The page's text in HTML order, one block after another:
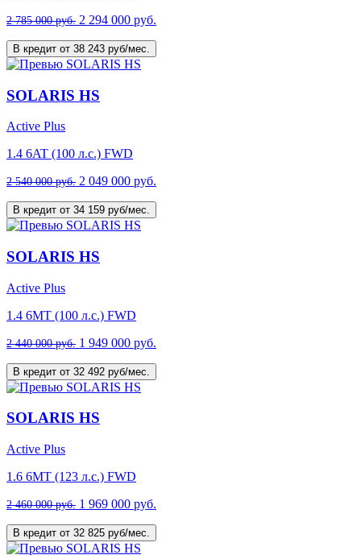
2 785 000 руб. 2 294 000 руб.
В кредит от 38 243 руб/мес.
SOLARIS HS
Active Plus
1.4 6AT (100 л.с.) FWD
2 540 000 руб. 2 049 000 руб.
В кредит от 34 159 руб/мес.
SOLARIS HS
Active Plus
1.4 6MT (100 л.с.) FWD
2 440 000 руб. 1 949 000 руб.
В кредит от 32 492 руб/мес.
SOLARIS HS
Active Plus
1.6 6MT (123 л.с.) FWD
2 460 000 руб. 1 969 000 руб.
В кредит от 32 825 руб/мес.